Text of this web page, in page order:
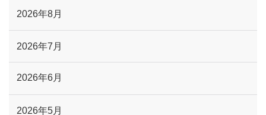
2026年8月
2026年7月
2026年6月
2026年5月